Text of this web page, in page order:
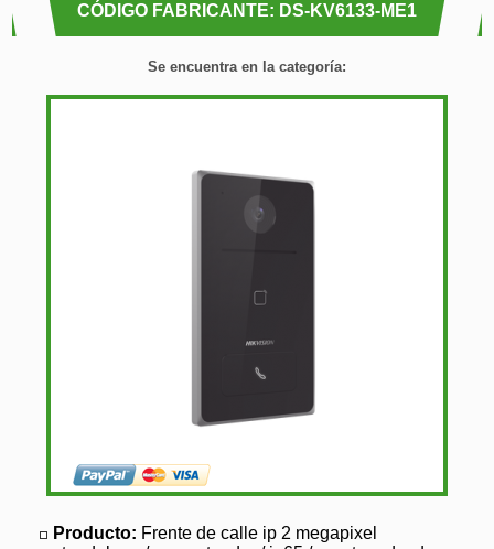
CÓDIGO FABRICANTE: DS-KV6133-ME1
Se encuentra en la categoría:
Producto: Frente de calle ip 2 megapixel